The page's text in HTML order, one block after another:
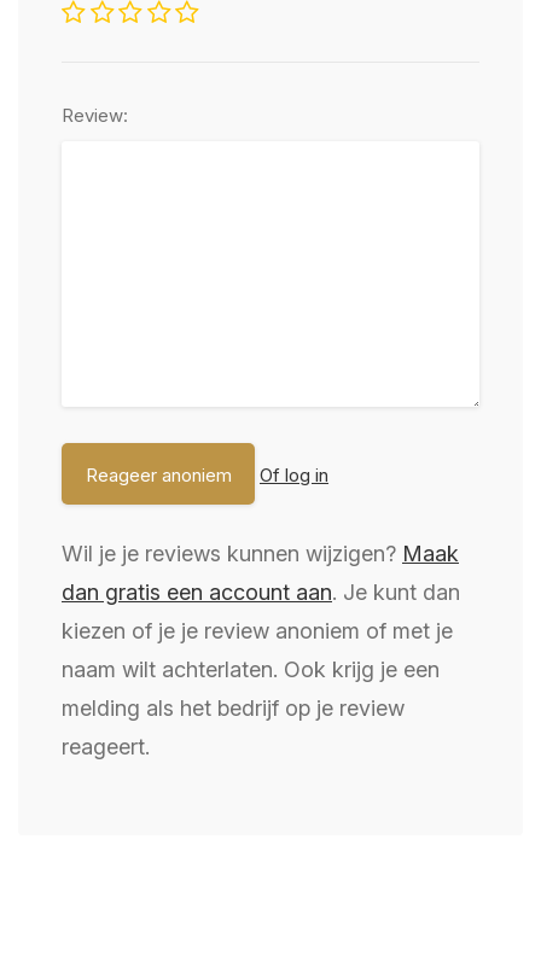
Review:
Of log in
Wil je je reviews kunnen wijzigen? Maak
dan gratis een account aan. Je kunt dan
kiezen of je je review anoniem of met je
naam wilt achterlaten. Ook krijg je een
melding als het bedrijf op je review
reageert.